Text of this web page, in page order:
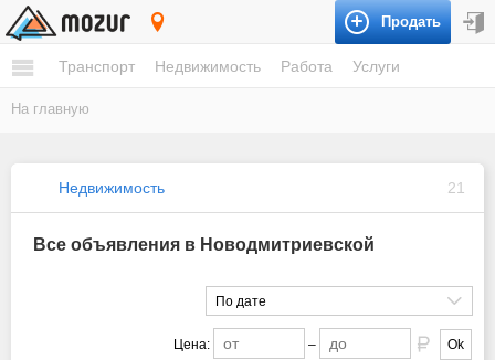
Продать
Транспорт Недвижимость Работа Услуги
На главную
Недвижимость 21
Все объявления в Новодмитриевской
По дате
Цена: – Ok